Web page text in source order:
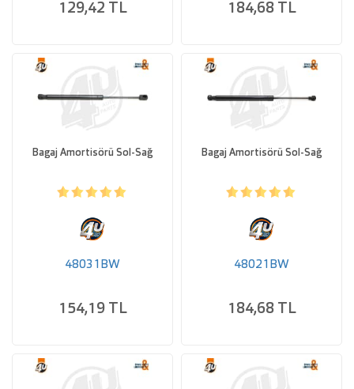
129,42 TL 184,68 TL
Bagaj Amortisörü Sol-Sağ
48031BW
154,19 TL
Bagaj Amortisörü Sol-Sağ
48021BW
184,68 TL